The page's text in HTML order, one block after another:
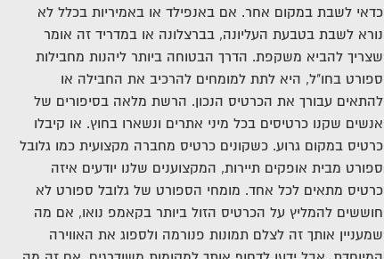
כדאי לשבת במקום אחר. אם באנפילד או באמיריות בכלל לא
נורא לשבת בטבעת העליונה, בברצלונה או במדריד זה אומר
שצריך להביא משקפת. הדרך הבטוחה ביותר ליהנות מחבילות
ספורט בחו"ל, היא לתת למומחים להרכיב את החבילה או
להתאים עבורך את הכרטיס הנכון. הרשת מלאה בסיפורים של
אנשים שקנו כרטיסים בכל מיני אתרים ונשארו בחוץ. או קיבלו
כרטיס במקום גרוע. כשקונים כרטיס מחברה מקצועית כמו גלובל
ספורט מבית אופקים תיירות, המקצוענים שלנו יודעים איזה
כרטיס מתאים לכל אחד. מומחי הספורט של גלובל ספורט לא
חוששים להמליץ על הכרטיס הזול ביותר בקאמפ נואו, אם מה
שמעניין אותך זה לצלם תמונות פנורמה ולספוג את האווירה